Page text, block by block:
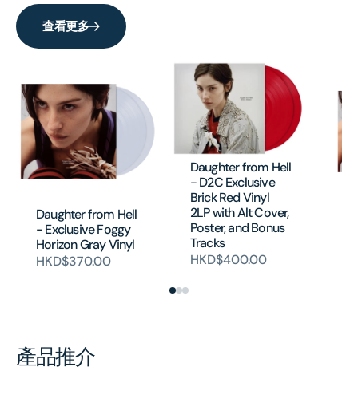
查看更多
Daughter from Hell
- Exclusive Foggy
Horizon Gray Vinyl
HKD$370.00
Daughter from Hell
- D2C Exclusive
Brick Red Vinyl
2LP with Alt Cover,
Poster, and Bonus
Tracks
HKD$400.00
產品推介